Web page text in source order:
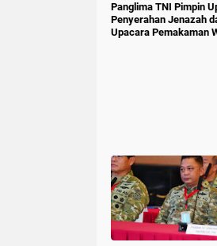
Panglima TNI Pimpin
Penyerahan Jenazah
Upacara Pemakaman